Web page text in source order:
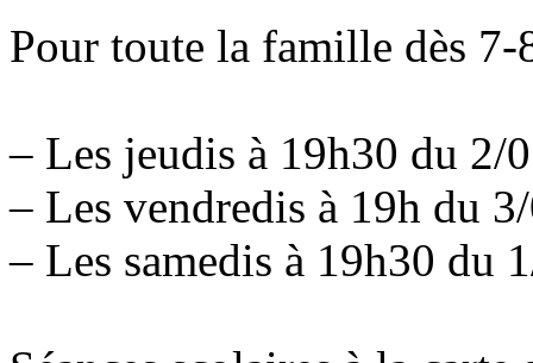
Pour toute la famille dès 7-
– Les jeudis à 19h30 du 2/
– Les vendredis à 19h du
– Les samedis à 19h30 du